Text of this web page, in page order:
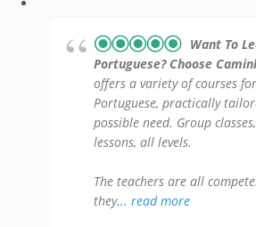
Want To
Portuguese? Choose
offers a variety of courses
Portuguese, practically
possible need. Group
lessons, all levels.
The teachers are all
they... read more